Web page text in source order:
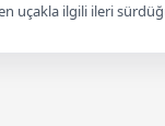
uçakla ilgili ileri